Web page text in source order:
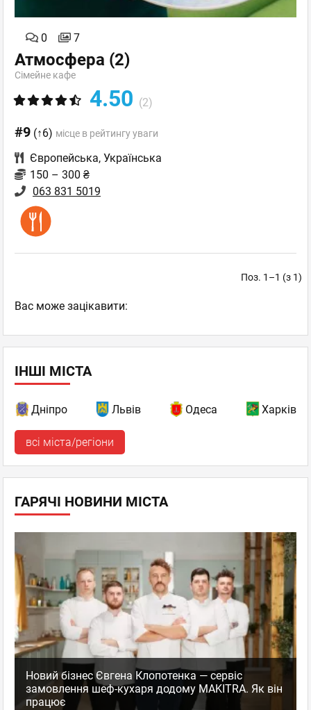
0 7
Атмосфера (2)
Сімейне кафе
4.50 (2)
#9 (↑6) місце в рейтингу уваги
Європейська, Українська
150 – 300 ₴
063 831 5019
Поз. 1–1 (з 1)
Вас може зацікавити:
ІНШІ МІСТА
Дніпро Львів Одеса Харків
всі міста/регіони
ГАРЯЧІ НОВИНИ МІСТА
Новий бізнес Євгена Клопотенка — сервіс
замовлення шеф-кухаря додому MAKITRA. Як він
працює